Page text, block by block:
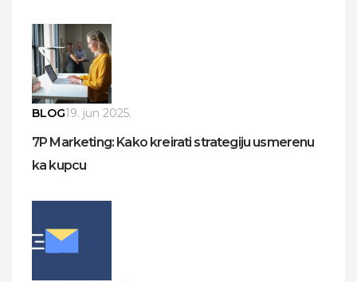
BLOG19. jun 2025.
7P Marketing: Kako kreirati strategiju usmerenu
ka kupcu